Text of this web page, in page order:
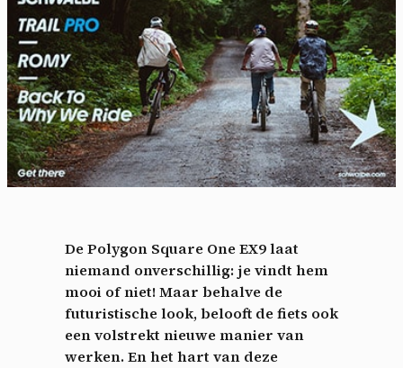
De Polygon Square One EX9 laat
niemand onverschillig: je vindt hem
mooi of niet! Maar behalve de
futuristische look, belooft de fiets ook
een volstrekt nieuwe manier van
werken. En het hart van deze